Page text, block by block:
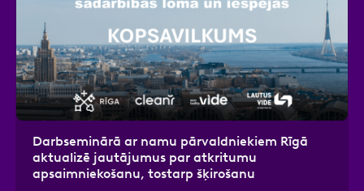
Darbseminārā ar namu pārvaldniekiem Rīgā
aktualizē jautājumus par atkritumu
apsaimniekošanu, tostarp šķirošanu